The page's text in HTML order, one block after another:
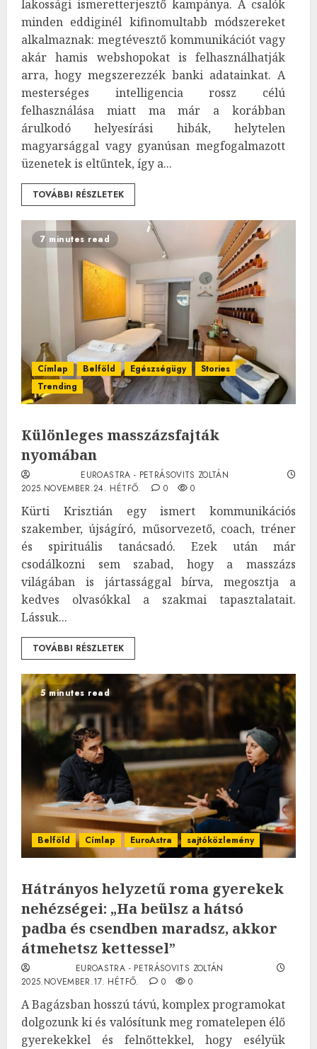
lakossági ismeretterjesztő kampánya. A csalók
minden eddiginél kifinomultabb módszereket
alkalmaznak: megtévesztő kommunikációt vagy
akár hamis webshopokat is felhasználhatják
arra, hogy megszerezzék banki adatainkat. A
mesterséges intelligencia rossz célú
felhasználása miatt ma már a korábban
árulkodó helyesírási hibák, helytelen
magyarsággal vagy gyanúsan megfogalmazott
üzenetek is eltűntek, így a...
TOVÁBBI RÉSZLETEK
7 minutes read
Címlap Belföld Egészségügy
Stories
Trending
Különleges masszázsfajták
nyomában
EUROASTRA - PETRÁSOVITS ZOLTÁN
2025.NOVEMBER.24. HÉTFŐ.
0 0
Kürti Krisztián egy ismert kommunikációs
szakember, újságíró, műsorvezető, coach, tréner
és spirituális tanácsadó. Ezek után már
csodálkozni sem szabad, hogy a masszázs
világában is jártassággal bírva, megosztja a
kedves olvasókkal a szakmai tapasztalatait.
Lássuk...
TOVÁBBI RÉSZLETEK
5 minutes read
Belföld Címlap EuroAstra sajtóközlemény
Hátrányos helyzetű roma gyerekek
nehézségei: „Ha beülsz a hátsó
padba és csendben maradsz, akkor
átmehetsz kettessel”
EUROASTRA - PETRÁSOVITS ZOLTÁN
2025.NOVEMBER.17. HÉTFŐ.
0 0
A Bagázsban hosszú távú, komplex programokat
dolgozunk ki és valósítunk meg romatelepen élő
gyerekekkel és felnőttekkel, hogy esélyük